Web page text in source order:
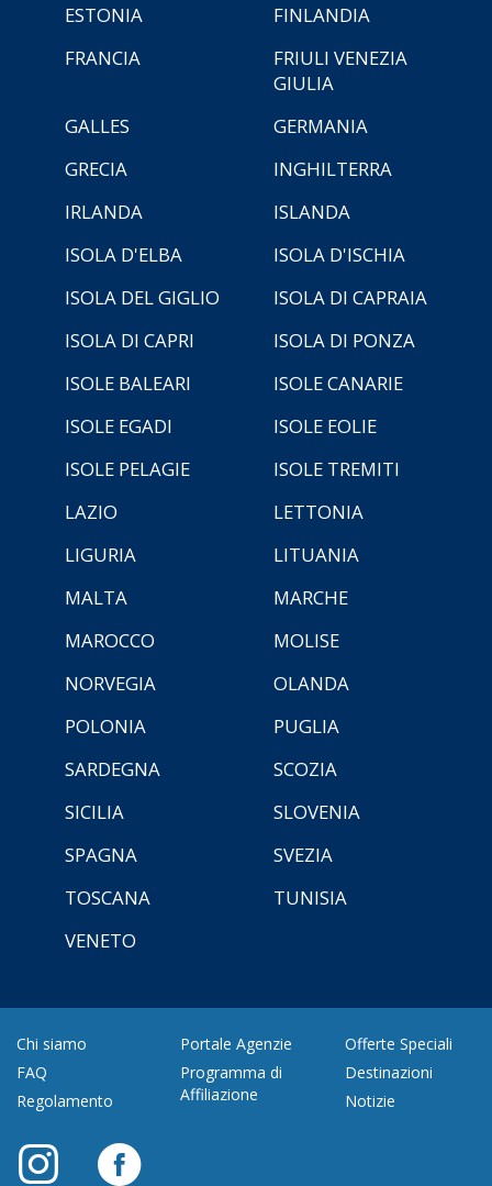
ESTONIA
FINLANDIA
FRANCIA
FRIULI VENEZIA
GIULIA
GALLES
GERMANIA
GRECIA
INGHILTERRA
IRLANDA
ISLANDA
ISOLA D'ELBA
ISOLA D'ISCHIA
ISOLA DEL GIGLIO
ISOLA DI CAPRAIA
ISOLA DI CAPRI
ISOLA DI PONZA
ISOLE BALEARI
ISOLE CANARIE
ISOLE EGADI
ISOLE EOLIE
ISOLE PELAGIE
ISOLE TREMITI
LAZIO
LETTONIA
LIGURIA
LITUANIA
MALTA
MARCHE
MAROCCO
MOLISE
NORVEGIA
OLANDA
POLONIA
PUGLIA
SARDEGNA
SCOZIA
SICILIA
SLOVENIA
SPAGNA
SVEZIA
TOSCANA
TUNISIA
VENETO
Chi siamo
FAQ
Regolamento
Portale Agenzie
Programma di
Affiliazione
Offerte Speciali
Destinazioni
Notizie